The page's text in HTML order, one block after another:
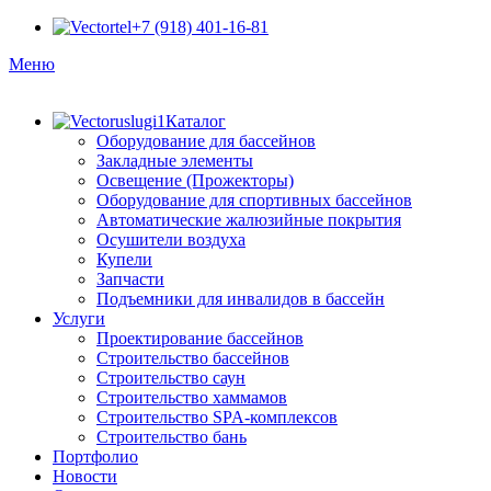
+7 (918) 401-16-81
Меню
Каталог
Оборудование для бассейнов
Закладные элементы
Освещение (Прожекторы)
Оборудование для спортивных бассейнов
Автоматические жалюзийные покрытия
Осушители воздуха
Купели
Запчасти
Подъемники для инвалидов в бассейн
Услуги
Проектирование бассейнов
Строительство бассейнов
Строительство саун
Строительство хаммамов
Строительство SPA-комплексов
Строительство бань
Портфолио
Новости